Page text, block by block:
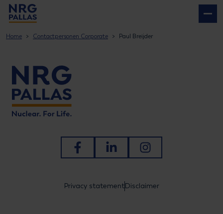
Home Contactpersonen Corporate Paul Breijder
Ga naar Facebook
Ga naar LinkedInGa naar Instagram
Privacy statementDisclaimer